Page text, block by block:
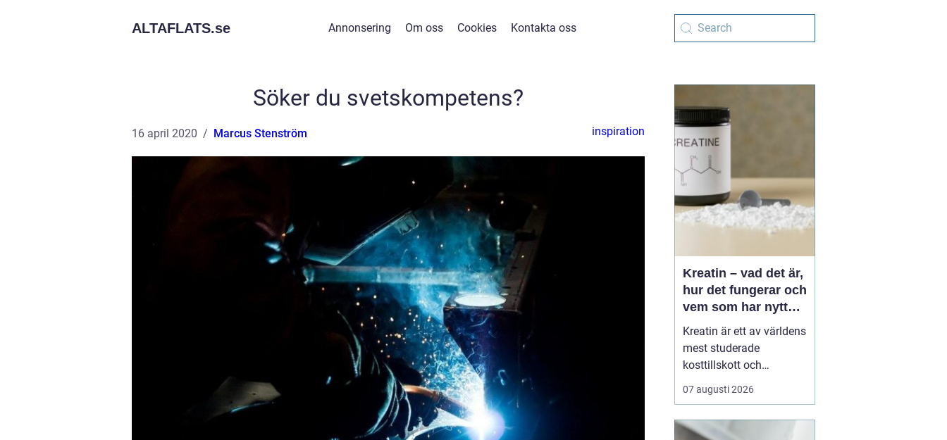
ALTAFLATS.se Annonsering Om oss Cookies Kontakta oss
Söker du svetskompetens?
16 april 2020 Marcus Stenström inspiration
Kreatin – vad det är,
hur det fungerar och
vem som har nytta
av det
Kreatin är ett av världens
mest studerade
kosttillskott och
används brett av både
elitidrottare och vanliga
det många frågor. Är det
07 augusti 2026